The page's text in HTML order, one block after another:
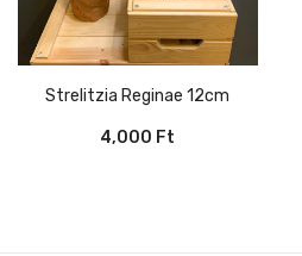
Strelitzia Reginae 12cm
4,000 Ft